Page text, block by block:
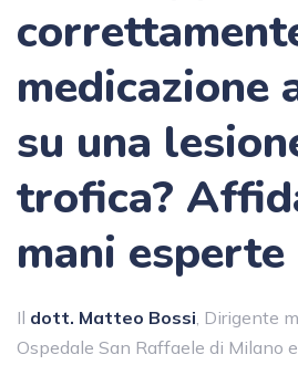
medicazione
su una
trofica?
mani esperte
Il dott. Matteo Bossi, Dirigente
Ospedale San Raffaele di Milano